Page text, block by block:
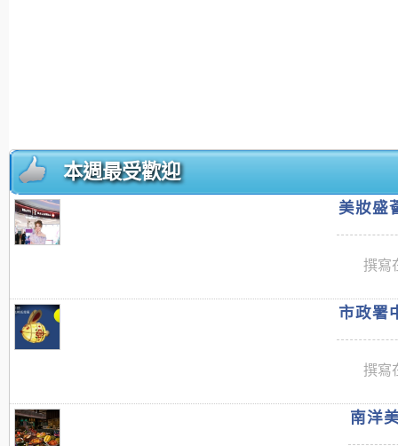
本週最受歡迎
美妝盛
撰寫
市政署
撰寫
南洋